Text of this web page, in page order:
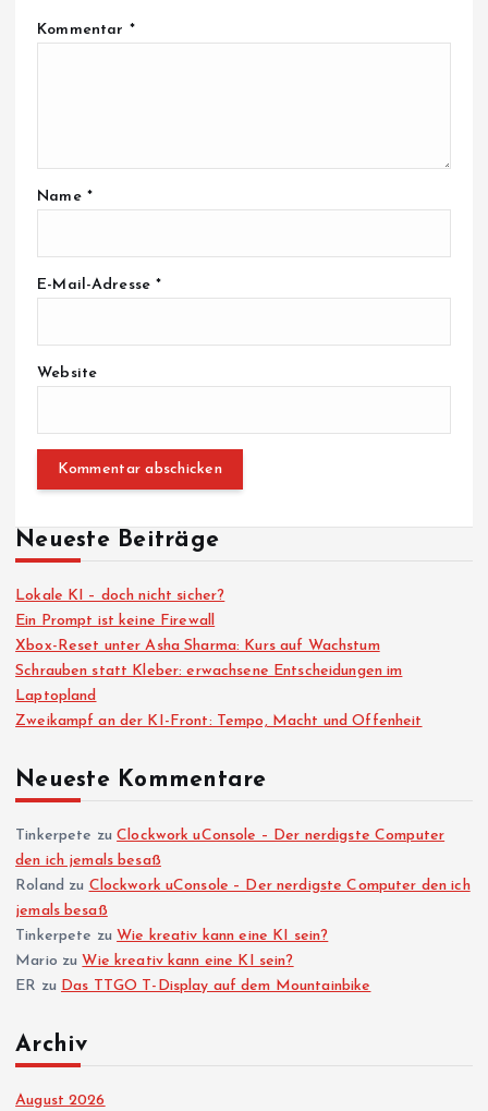
Kommentar *
Name *
E-Mail-Adresse*
Website
Neueste Beiträge
Lokale KI – doch nicht sicher?
Ein Prompt ist keine Firewall
Xbox-Reset unter Asha Sharma: Kurs auf Wachstum
Schrauben statt Kleber: erwachsene Entscheidungen im
Laptopland
Zweikampf an der KI-Front: Tempo, Macht und Offenheit
Neueste Kommentare
Tinkerpete zuClockwork uConsole – Der nerdigste Computer
den ich jemals besaß
Roland zu Clockwork uConsole – Der nerdigste Computer den ich
jemals besaß
Tinkerpete zu Wie kreativ kann eine KI sein?
Mario zu Wie kreativ kann eine KI sein?
ER zu Das TTGO T-Display auf dem Mountainbike
Archiv
August 2026